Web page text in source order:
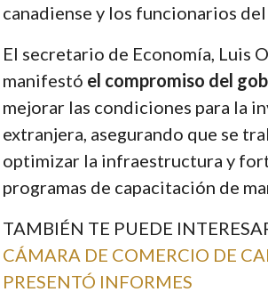
canadiense y los funcionarios
El secretario de Economía, Luis
manifestó el compromiso del
mejorar las condiciones para la
extranjera, asegurando que se
optimizar la infraestructura y
programas de capacitación de
TAMBIÉN TE PUEDE
CÁMARA DE COMERCIO DE
PRESENTÓ INFORMES